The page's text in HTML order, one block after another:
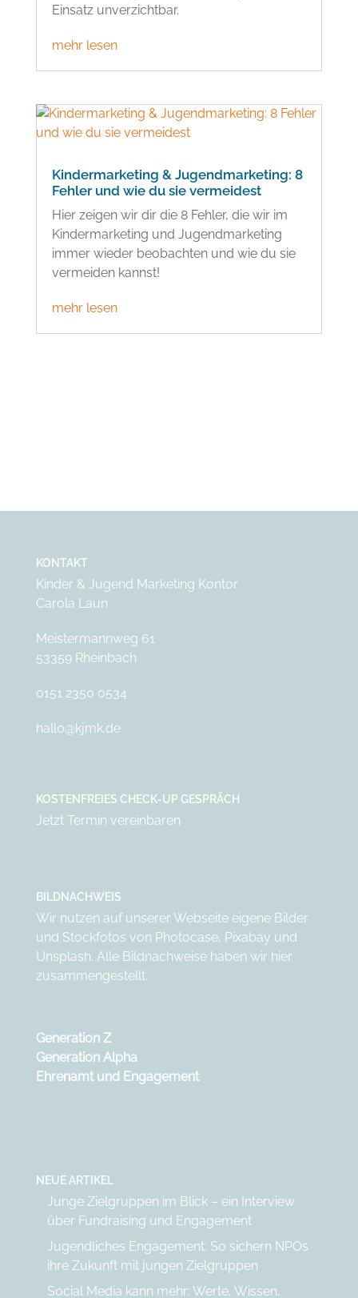
Einsatz unverzichtbar.
mehr lesen
Kindermarketing & Jugendmarketing: 8
Fehler und wie du sie vermeidest
Hier zeigen wir dir die 8 Fehler, die wir im
Kindermarketing und Jugendmarketing
immer wieder beobachten und wie du sie
vermeiden kannst!
mehr lesen
KONTAKT
Kinder & Jugend Marketing Kontor
Carola Laun
Meistermannweg 61
53359 Rheinbach
0151 2350 0534
hallo@kjmk.de
KOSTENFREIES CHECK-UP GESPRÄCH
Jetzt Termin vereinbaren
BILDNACHWEIS
Wir nutzen auf unserer Webseite eigene Bilder
und Stockfotos von Photocase, Pixabay und
Unsplash. Alle Bildnachweise haben wir hier
zusammengestellt.
Generation Z
Generation Alpha
Ehrenamt und Engagement
NEUE ARTIKEL
Junge Zielgruppen im Blick – ein Interview
über Fundraising und Engagement
Jugendliches Engagement: So sichern NPOs
ihre Zukunft mit jungen Zielgruppen
Social Media kann mehr: Werte, Wissen,